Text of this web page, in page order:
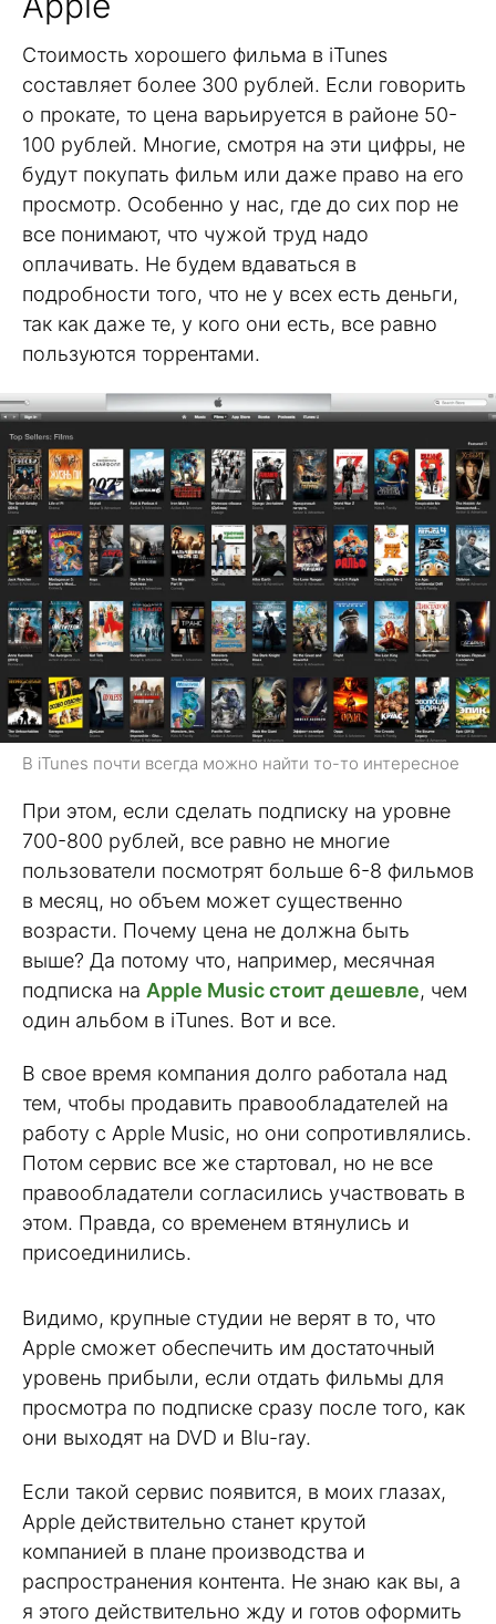
Стоимость хорошего фильма в iTunes
составляет более 300 рублей. Если говорить
о прокате, то цена варьируется в районе 50-
100 рублей. Многие, смотря на эти цифры, не
будут покупать фильм или даже право на его
просмотр. Особенно у нас, где до сих пор не
все понимают, что чужой труд надо
оплачивать. Не будем вдаваться в
подробности того, что не у всех есть деньги,
так как даже те, у кого они есть, все равно
пользуются торрентами.
В iTunes почти всегда можно найти то-то интересное
При этом, если сделать подписку на уровне
700-800 рублей, все равно не многие
пользователи посмотрят больше 6-8 фильмов
в месяц, но объем может существенно
возрасти. Почему цена не должна быть
выше? Да потому что, например, месячная
подписка на Apple Music стоит дешевле, чем
один альбом в iTunes. Вот и все.
В свое время компания долго работала над
тем, чтобы продавить правообладателей на
работу с Apple Music, но они сопротивлялись.
Потом сервис все же стартовал, но не все
правообладатели согласились участвовать в
этом. Правда, со временем втянулись и
присоединились.
Видимо, крупные студии не верят в то, что
Apple сможет обеспечить им достаточный
уровень прибыли, если отдать фильмы для
просмотра по подписке сразу после того, как
они выходят на DVD и Blu-ray.
Если такой сервис появится, в моих глазах,
Apple действительно станет крутой
компанией в плане производства и
распространения контента. Не знаю как вы, а
я этого действительно жду и готов оформить